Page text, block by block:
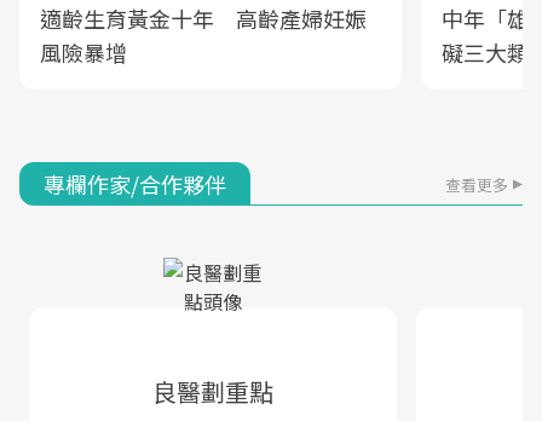
適齡生育黃金十年 高齡產婦妊娠
風險暴增
中年「雄
礙三大類
專欄作家/合作夥伴 查看更多
良醫劃重點